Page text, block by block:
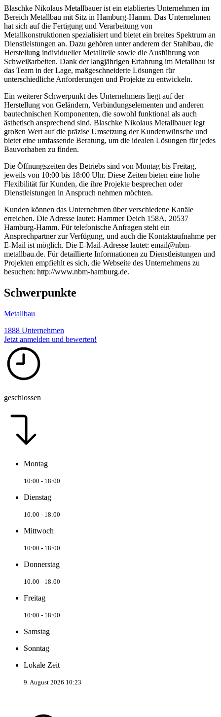
Blaschke Nikolaus Metallbauer ist ein etabliertes Unternehmen im
Bereich Metallbau mit Sitz in Hamburg-Hamm. Das Unternehmen
hat sich auf die Fertigung und Verarbeitung von
Metallkonstruktionen spezialisiert und bietet ein breites Spektrum an
Dienstleistungen an. Dazu gehören unter anderem der Stahlbau, die
Herstellung individueller Metallteile sowie die Ausführung von
Schweißarbeiten. Dank der langjährigen Erfahrung im Metallbau ist
das Team in der Lage, maßgeschneiderte Lösungen für
unterschiedliche Anforderungen und Projekte zu entwickeln.
Ein weiterer Schwerpunkt des Unternehmens liegt auf der
Herstellung von Geländern, Verbindungselementen und anderen
bautechnischen Komponenten, die sowohl funktional als auch
ästhetisch ansprechend sind. Blaschke Nikolaus Metallbauer legt
großen Wert auf die präzise Umsetzung der Kundenwünsche und
bietet eine umfassende Beratung, um die idealen Lösungen für jedes
Bauvorhaben zu finden.
Die Öffnungszeiten des Betriebs sind von Montag bis Freitag,
jeweils von 10:00 bis 18:00 Uhr. Diese Zeiten bieten eine hohe
Flexibilität für Kunden, die ihre Projekte besprechen oder
Dienstleistungen in Anspruch nehmen möchten.
Kunden können das Unternehmen über verschiedene Kanäle
erreichen. Die Adresse lautet: Hammer Deich 158A, 20537
Hamburg-Hamm. Für telefonische Anfragen steht ein
Ansprechpartner zur Verfügung, und auch die Kontaktaufnahme per
E-Mail ist möglich. Die E-Mail-Adresse lautet: email@nbm-
metallbau.de. Für detaillierte Informationen zu Dienstleistungen und
Projekten empfiehlt es sich, die Webseite des Unternehmens zu
besuchen: http://www.nbm-hamburg.de.
Schwerpunkte
Metallbau
1888 Unternehmen
Jetzt anmelden und bewerten!
geschlossen
Montag
10:00 - 18:00
Dienstag
10:00 - 18:00
Mittwoch
10:00 - 18:00
Donnerstag
10:00 - 18:00
Freitag
10:00 - 18:00
Samstag
Sonntag
Lokale Zeit
9. August 2026 10:23